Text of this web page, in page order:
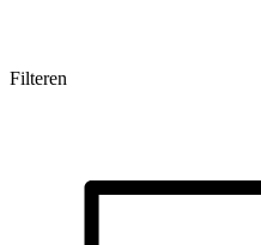
Filteren